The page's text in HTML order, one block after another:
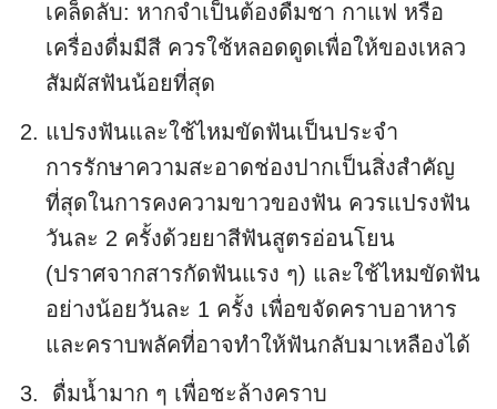
เคล็ดลับ: หากจำเป็นต้องดื่มชา กาแฟ หรือ
เครื่องดื่มมีสี ควรใช้หลอดดูดเพื่อให้ของเหลว
สัมผัสฟันน้อยที่สุด
แปรงฟันและใช้ไหมขัดฟันเป็นประจำ
การรักษาความสะอาดช่องปากเป็นสิ่งสำคัญ
ที่สุดในการคงความขาวของฟัน ควรแปรงฟัน
วันละ 2 ครั้งด้วยยาสีฟันสูตรอ่อนโยน
(ปราศจากสารกัดฟันแรง ๆ) และใช้ไหมขัดฟัน
อย่างน้อยวันละ 1 ครั้ง เพื่อขจัดคราบอาหาร
และคราบพลัคที่อาจทำให้ฟันกลับมาเหลืองได้
ดื่มน้ำมาก ๆ เพื่อชะล้างคราบ